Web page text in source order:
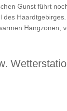
Gunst führt
Hangzonen,